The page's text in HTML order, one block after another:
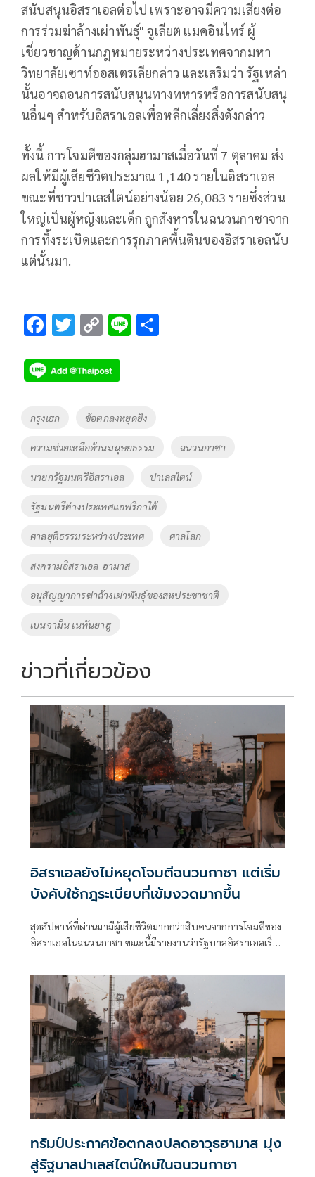
สนับสนุนอิสราเอลต่อไป เพราะอาจมีความเสี่ยงต่อ
การร่วมฆ่าล้างเผ่าพันธุ์" จูเลียต แมคอินไทร์ ผู้
เชี่ยวชาญด้านกฎหมายระหว่างประเทศจากมหา
วิทยาลัยเซาท์ออสเตรเลียกล่าว และเสริมว่า รัฐเหล่า
นั้นอาจถอนการสนับสนุนทางทหารหรือการสนับสนุ
นอื่นๆ สำหรับอิสราเอลเพื่อหลีกเลี่ยงสิ่งดังกล่าว
ทั้งนี้ การโจมตีของกลุ่มฮามาสเมื่อวันที่ 7 ตุลาคม ส่ง
ผลให้มีผู้เสียชีวิตประมาณ 1,140 รายในอิสราเอล
ขณะที่ชาวปาเลสไตน์อย่างน้อย 26,083 รายซึ่งส่วน
ใหญ่เป็นผู้หญิงและเด็ก ถูกสังหารในฉนวนกาซาจาก
การทิ้งระเบิดและการรุกภาคพื้นดินของอิสราเอลนับ
แต่นั้นมา.
F
e
b
o
o
k
T
tt
er
C
p
y
Li
k
Li
Tags
กรุงเฮก ข้อตกลงหยุดยิง
ความช่วยเหลือด้านมนุษยธรรม ฉนวนกาซา
นายกรัฐมนตรีอิสราเอล ปาเลสไตน์
รัฐมนตรีต่างประเทศแอฟริกาใต้
ศาลยุติธรรมระหว่างประเทศ ศาลโลก
สงครามอิสราเอล-ฮามาส
อนุสัญญาการฆ่าล้างเผ่าพันธุ์ของสหประชาชาติ
เบนจามิน เนทันยาฮู
ข่าวที่เกี่ยวข้อง
อิสราเอลยังไม่หยุดโจมตีฉนวนกาซา แต่เริ่ม
บังคับใช้กฎระเบียบที่เข้มงวดมากขึ้น
สุดสัปดาห์ที่ผ่านมามีผู้เสียชีวิตมากกว่าสิบคนจากการโจมตีของ
อิสราเอลในฉนวนกาซา ขณะนี้มีรายงานว่ารัฐบาลอิสราเอลเริ่ม
ทรัมป์ประกาศข้อตกลงปลดอาวุธฮามาส มุ่ง
สู่รัฐบาลปาเลสไตน์ใหม่ในฉนวนกาซา